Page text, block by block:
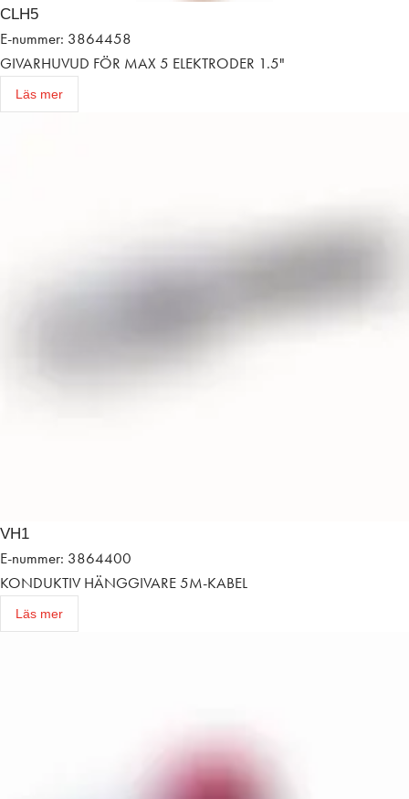
CLH5
E-nummer: 3864458
GIVARHUVUD FÖR MAX 5 ELEKTRODER 1.5"
Läs mer
VH1
E-nummer: 3864400
KONDUKTIV HÄNGGIVARE 5M-KABEL
Läs mer